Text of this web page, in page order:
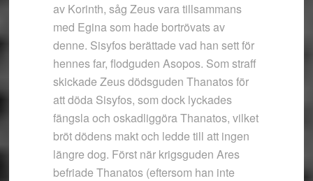
av Korinth, såg Zeus vara tillsammans
med Egina som hade bortrövats av
denne. Sisyfos berättade vad han sett för
hennes far, flodguden Asopos. Som straff
skickade Zeus dödsguden Thanatos för
att döda Sisyfos, som dock lyckades
fängsla och oskadliggöra Thanatos, vilket
bröt dödens makt och ledde till att ingen
längre dog. Först när krigsguden Ares
befriade Thanatos (eftersom han inte